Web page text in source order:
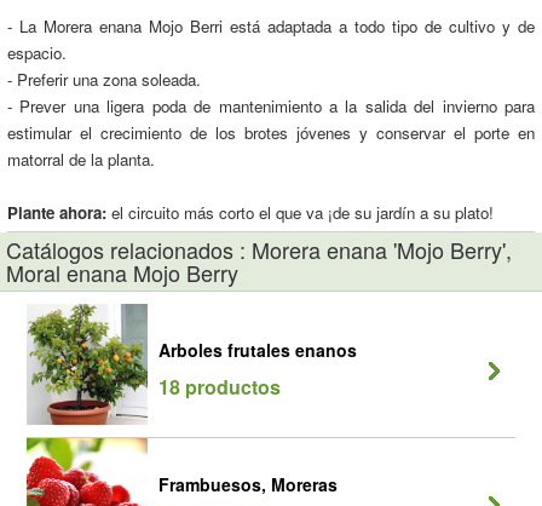
- La Morera enana Mojo Berri está adaptada a todo tipo de cultivo y de
espacio.
- Preferir una zona soleada.
- Prever una ligera poda de mantenimiento a la salida del invierno para
estimular el crecimiento de los brotes jóvenes y conservar el porte en
matorral de la planta.
Plante ahora: el circuito más corto el que va ¡de su jardín a su plato!
Catálogos relacionados : Morera enana 'Mojo Berry',
Moral enana Mojo Berry
Arboles frutales enanos
18 productos
Frambuesos, Moreras